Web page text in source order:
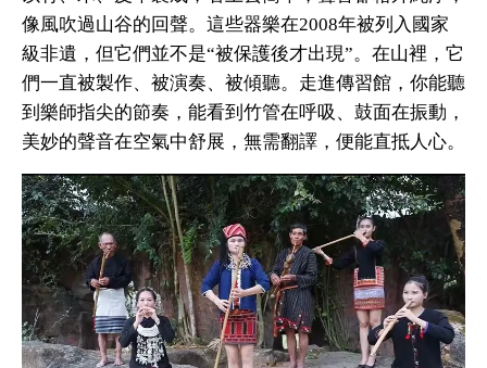
像風吹過山谷的回聲。這些器樂在2008年被列入國家
級非遺，但它們並不是“被保護後才出現”。在山裡，它
們一直被製作、被演奏、被傾聽。走進傳習館，你能聽
到樂師指尖的節奏，能看到竹管在呼吸、鼓面在振動，
美妙的聲音在空氣中舒展，無需翻譯，便能直抵人心。